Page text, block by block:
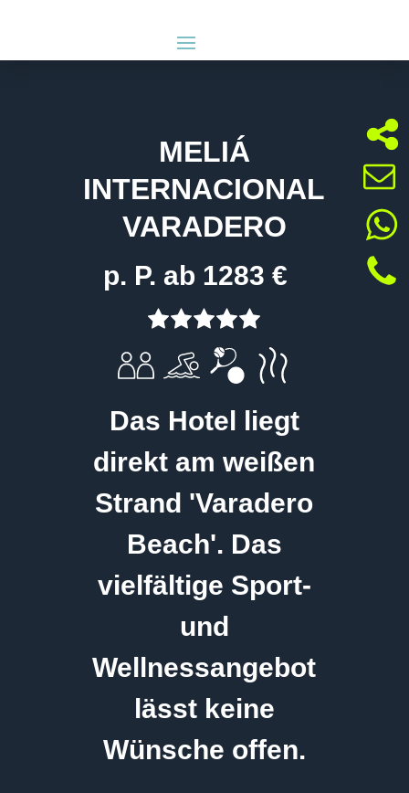
MELIÁ
INTERNACIONAL
VARADERO
p. P. ab 1283 €
Das Hotel liegt
direkt am weißen
Strand 'Varadero
Beach'. Das
vielfältige Sport-
und
Wellnessangebot
lässt keine
Wünsche offen.